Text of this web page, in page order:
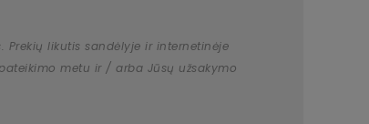
likutis sandėlyje ir internetinėje
metu ir / arba Jūsų užsakymo